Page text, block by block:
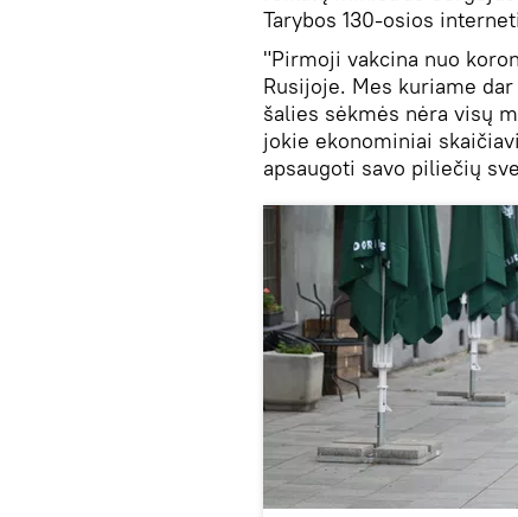
Tarybos 130-osios
"Pirmoji vakcina nuo
Rusijoje. Mes kuriame
šalies sėkmės nėra visų
jokie ekonominiai
apsaugoti savo piliečių